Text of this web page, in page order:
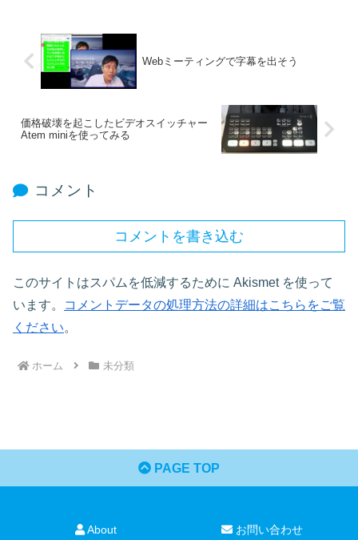
Webミーティングで字幕を出そう
価格破壊を起こしたビデオスイッチャー
Atem miniを使ってみる
コメント
コメントを書き込む
このサイトはスパムを低減するために Akismet を使って
います。
コメントデータの処理方法の詳細はこちらをご覧
ください。
ホーム 未分類
PAGE TOP
About お問い合わせ